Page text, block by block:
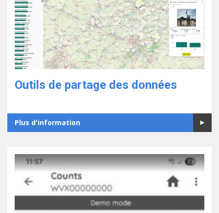
Outils de partage des données
Plus d'information